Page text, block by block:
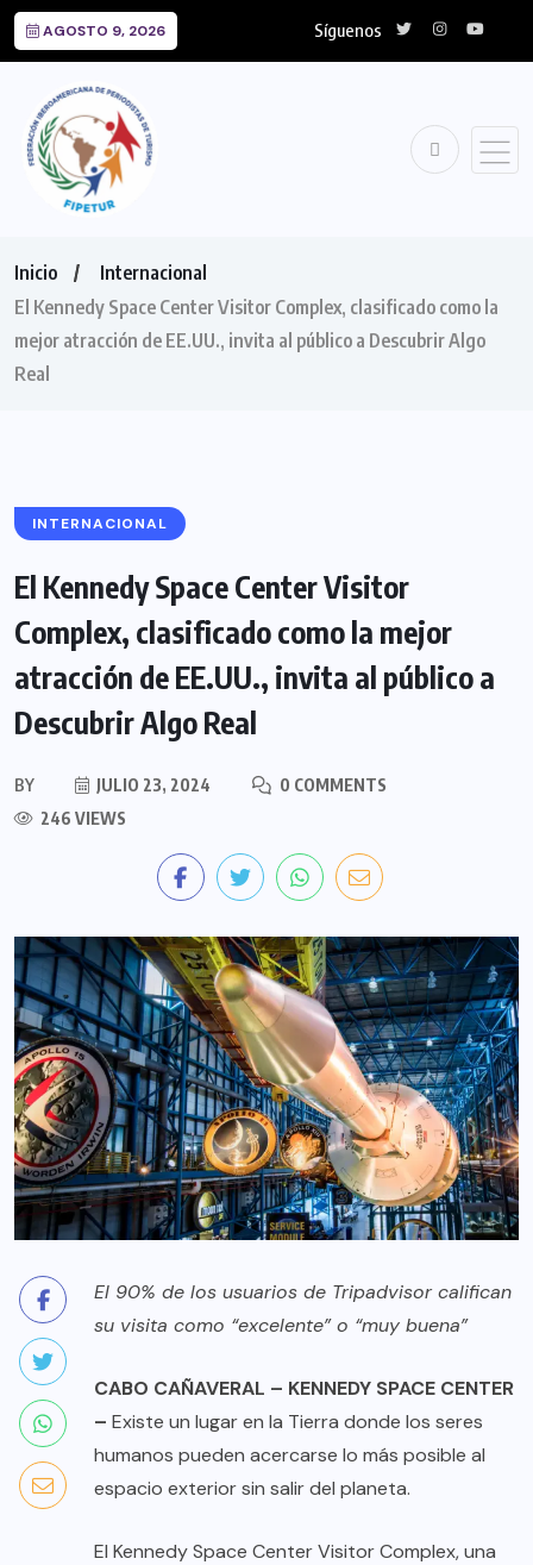
AGOSTO 9, 2026 Síguenos
Inicio
Internacional
El Kennedy Space Center Visitor Complex, clasificado como la
mejor atracción de EE.UU., invita al público a Descubrir Algo
Real
INTERNACIONAL
El Kennedy Space Center Visitor
Complex, clasificado como la mejor
atracción de EE.UU., invita al público a
Descubrir Algo Real
BY JULIO 23, 2024
0 COMMENTS
246 VIEWS
El 90% de los usuarios de Tripadvisor califican
su visita como “excelente” o “muy buena”
CABO CAÑAVERAL – KENNEDY SPACE CENTER
– Existe un lugar en la Tierra donde los seres
humanos pueden acercarse lo más posible al
espacio exterior sin salir del planeta.
El Kennedy Space Center Visitor Complex, una